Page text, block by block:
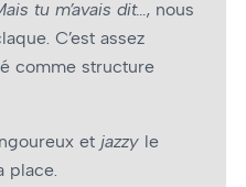
tu m’avais dit…, nous
C’est assez
comme structure
et jazzy le
place.